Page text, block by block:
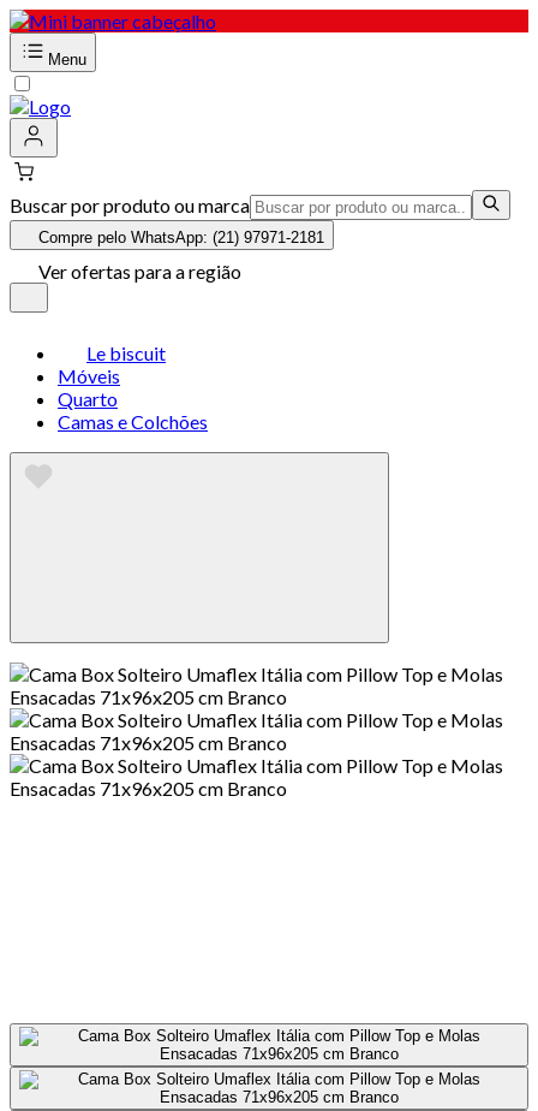
Menu
Buscar por produto ou marca
Compre pelo WhatsApp: (21) 97971-2181
Ver ofertas para a região
Le biscuit
Móveis
Quarto
Camas e Colchões